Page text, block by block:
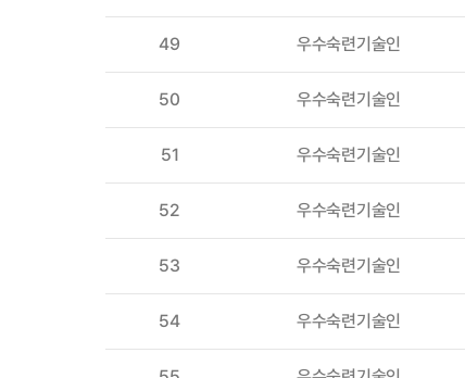
49 우수숙련기술인
50 우수숙련기술인
51 우수숙련기술인
52 우수숙련기술인
53 우수숙련기술인
54 우수숙련기술인